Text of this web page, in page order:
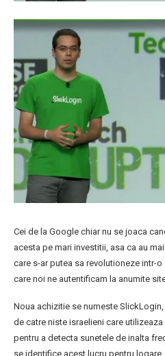
Cei de la Google chiar nu se joaca
acesta pe mari investitii, asa ca au
care s-ar putea sa revolutioneze intr-
care noi ne autentificam la anumite
Noua achizitie se numeste
de catre niste israelieni care
pentru a detecta sunetele de inalta
se identifice acest lucru pentru logare.